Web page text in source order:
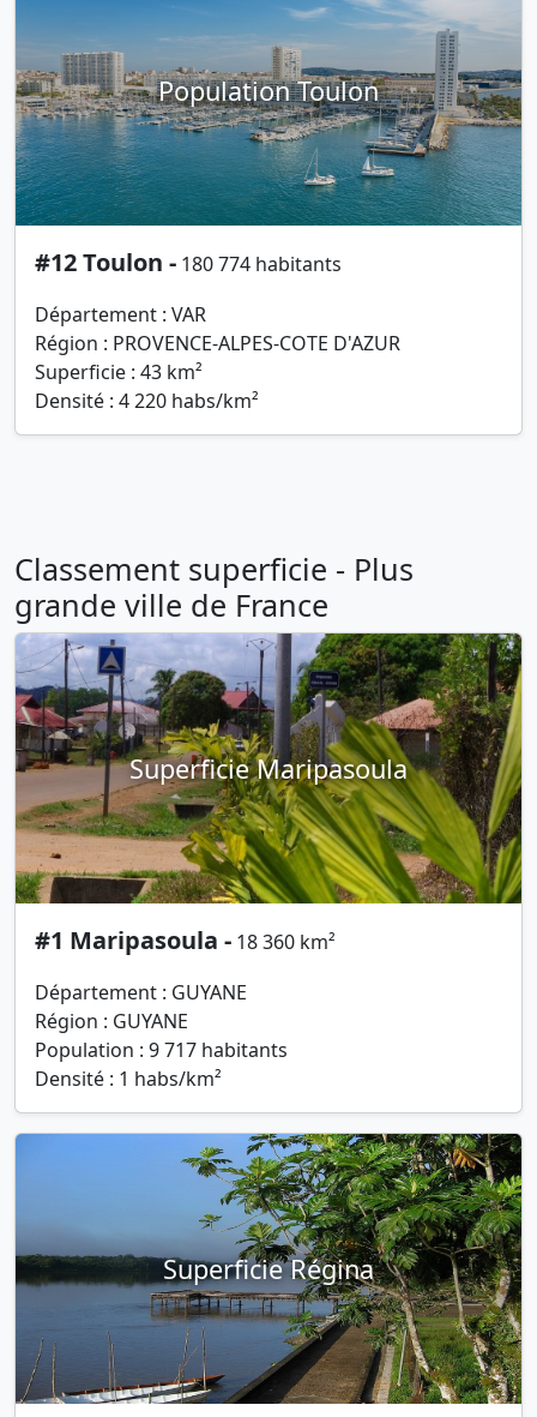
Population Toulon
#12 Toulon - 180 774 habitants
Département : VAR
Région : PROVENCE-ALPES-COTE D'AZUR
Superficie : 43 km²
Densité : 4 220 habs/km²
Classement superficie - Plus
grande ville de France
Superficie Maripasoula
#1 Maripasoula - 18 360 km²
Département : GUYANE
Région : GUYANE
Population : 9 717 habitants
Densité : 1 habs/km²
Superficie Régina